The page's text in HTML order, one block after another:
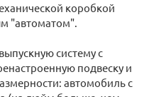
коробкой
"автоматом".
систему с
подвеску и
автомобиль с